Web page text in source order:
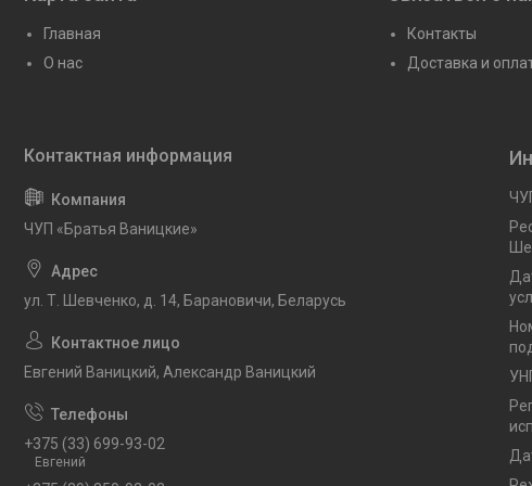
Главная
О нас
Контакты
Доставка и
ЧУП «Братья Ваницкие»
ул. Т. Шевченко, д. 14, Барановичи, Беларусь
Евгений Ваницкий, Александр Ваницкий
+375 (33) 699-93-02
Евгений